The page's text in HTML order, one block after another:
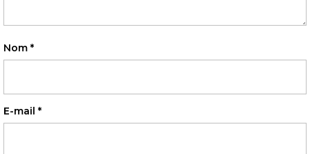
Nom *
E-mail *